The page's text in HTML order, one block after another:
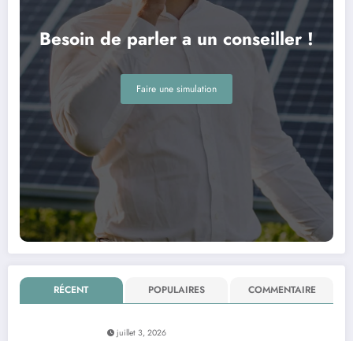
Besoin de parler a un conseiller !
Faire une simulation
RÉCENT POPULAIRES COMMENTAIRE
juillet 3, 2026